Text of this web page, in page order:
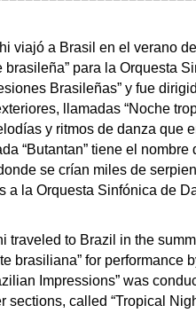
viajó a Brasil en el verano
para la Orquesta
Brasileñas” y fue
llamadas “Noche
y ritmos de danza que
“Butantan” tiene el nombre
se crían miles de
a la Orquesta Sinfónica de
traveled to Brazil in the
brasiliana” for performance
Impressions” was
called “Tropical